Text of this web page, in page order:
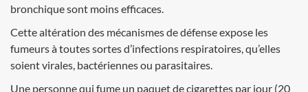
bronchique sont moins efficaces.
Cette altération des mécanismes de défense expose les
fumeurs à toutes sortes d’infections respiratoires, qu’elles
soient virales, bactériennes ou parasitaires.
Une personne qui fume un paquet de cigarettes par jour (20